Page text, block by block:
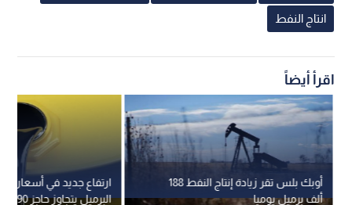
انتاج النفط
اقرأ أيضاً
ارتفاع جديد في أسعار
البرميل يتجاوز حاجز 90 دولارا
أوبك بلس تقر زيادة إنتاج النفط 188
ألف برميل يوميا